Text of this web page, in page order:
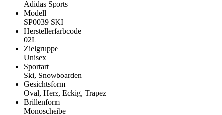
Adidas Sports
Modell
SP0039 SKI
Herstellerfarbcode
02L
Zielgruppe
Unisex
Sportart
Ski, Snowboarden
Gesichtsform
Oval, Herz, Eckig, Trapez
Brillenform
Monoscheibe